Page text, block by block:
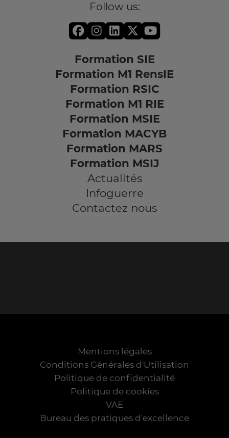
Follow us:
Formation SIE
Formation M1 RensIE
Formation RSIC
Formation M1 RIE
Formation MSIE
Formation MACYB
Formation MARS
Formation MSIJ
Actualités
Infoguerre
Contactez nous
Mentions légales
Conditions Générales d'Utilisation
Politique de confidentialité
Politique de cookies
VAE
Bureau des pratiques d'excellence